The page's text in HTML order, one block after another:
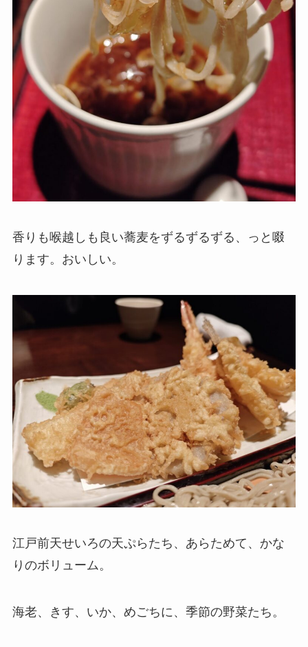
香りも喉越しも良い蕎麦をずるずるずる、っと啜
ります。おいしい。
江戸前天せいろの天ぷらたち、あらためて、かな
りのボリューム。
海老、きす、いか、めごちに、季節の野菜たち。